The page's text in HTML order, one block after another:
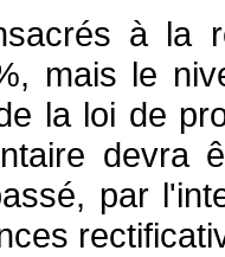
à la
mais le
la loi de
devra
par